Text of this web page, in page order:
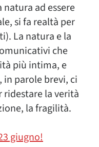
natura ad essere
si fa realtà per
La natura e la
che
più intima, e
parole brevi, ci
ridestare la verità
la fragilità.
giugno!